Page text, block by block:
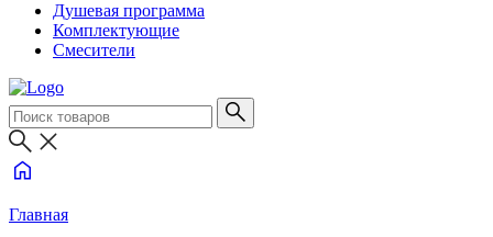
Душевая программа
Комплектующие
Смесители
Главная